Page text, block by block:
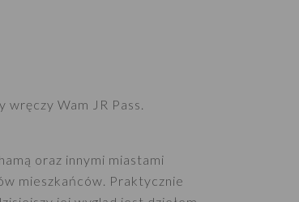
Wam JR Pass.
oraz innymi miastami
mieszkańców. Praktycznie